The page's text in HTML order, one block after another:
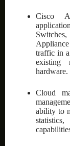
Cisco
traffic in
existing
hardware.
Cloud
ability to